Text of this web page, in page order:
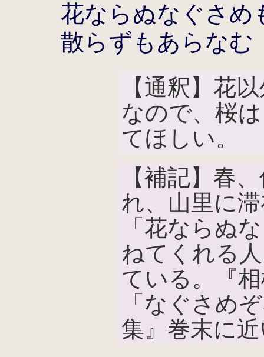
花ならぬなぐさめ
散らずもあらなむ
【通釈】花
なので、桜
てほしい。
【補記】春
れ、山里に
「花ならぬ
ねてくれる
ている。『
「なぐさめ
集』巻末に